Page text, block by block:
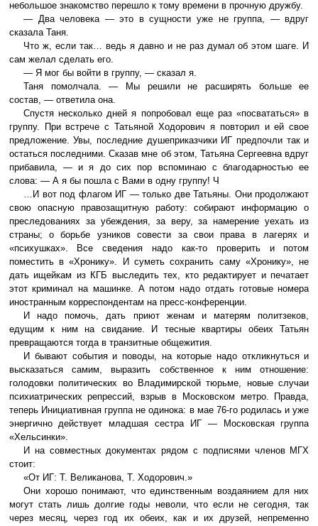
небольшое знакомство перешло к тому времени в прочную дружбу.
— Два человека — это в сущности уже не группа, — вдруг
сказала Таня.
Что ж, если так… ведь я давно и не раз думал об этом шаге. И
сам желал сделать его.
— Я мог бы войти в группу, — сказал я.
Таня помолчала. — Мы решили не расширять больше ее
состав, — ответила она.
Спустя несколько дней я попробовал еще раз «посвататься» в
группу. При встрече с Татьяной Ходорович я повторил и ей свое
предложение. Увы, последние душеприказчики ИГ предпочли так и
остаться последними. Сказав мне об этом, Татьяна Сергеевна вдруг
прибавила, — и я до сих пор вспоминаю с благодарностью ее
слова: — А я бы пошла с Вами в одну группу! Ч
…И вот под флагом ИГ — только две Татьяны. Они продолжают
свою опасную правозащитную работу: собирают информацию о
преследованиях за убеждения, за веру, за намерение уехать из
страны; о борьбе узников совести за свои права в лагерях и
«психушках». Все сведения надо как-то проверить и потом
поместить в «Хронику». И суметь сохранить саму «Хронику», не
дать ищейкам из КГБ выследить тех, кто редактирует и печатает
этот криминал на машинке. А потом надо отдать готовые номера
иностранным корреспондентам на пресс-конференции.
И надо помочь, дать приют женам и матерям политзеков,
едущим к ним на свидание. И тесные квартиры обеих Татьян
превращаются тогда в транзитные общежития.
И бывают события и поводы, на которые надо откликнуться и
высказаться самим, выразить собственное к ним отношение:
голодовки политических во Владимирской тюрьме, новые случаи
психиатрических репрессий, взрыв в Московском метро. Правда,
теперь Инициативная группа не одинока: в мае 76-го родилась и уже
энергично действует младшая сестра ИГ — Московская группа
«Хельсинки».
И на совместных документах рядом с подписями членов МГХ
стоит:
«От ИГ: Т. Великанова, Т. Ходорович.»
Они хорошо понимают, что единственным воздаянием для них
могут стать лишь долгие годы неволи, что если не сегодня, так
через месяц, через год их обеих, как и их друзей, непременно